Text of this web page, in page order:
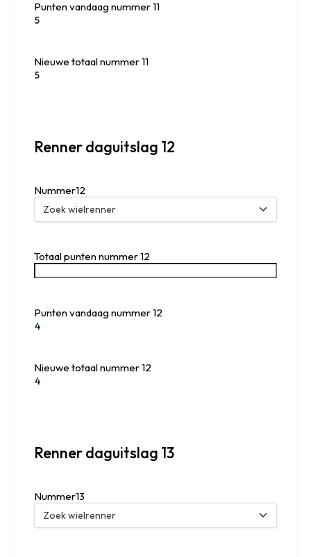
Punten vandaag nummer 11
Nieuwe totaal nummer 11
Renner daguitslag 12
Nummer12
Totaal punten nummer 12
Punten vandaag nummer 12
Nieuwe totaal nummer 12
Renner daguitslag 13
Nummer13